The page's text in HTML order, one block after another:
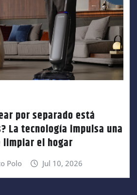
por separado está
La tecnología impulsa una
limpiar el hogar
Polo Jul 10, 2026